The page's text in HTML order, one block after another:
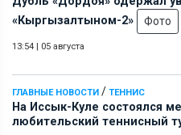
«Кыргызалтыном-2»
Фото
13:54 | 05 августа
ГЛАВНЫЕ НОВОСТИ / ТЕННИС
На Иссык-Куле состоялся
любительский теннисный